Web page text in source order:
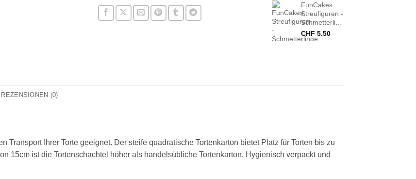
FunCakes
Streufiguren -
Schmetterlinge
CHF 5.50
REZENSIONEN (0)
Transport Ihrer Torte geeignet. Der steife quadratische Tortenkarton bietet Platz für Torten bis zu
15cm ist die Tortenschachtel höher als handelsübliche Tortenkarton. Hygienisch verpackt und